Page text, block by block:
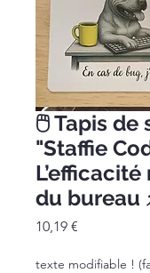
🖱️ Tapis de
"Staffie
du bureau
10,19 €
texte modifiable !